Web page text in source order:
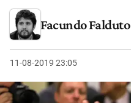
Facundo Falduto
11-08-2019 23:05